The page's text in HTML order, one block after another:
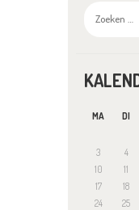
naar:
MA DI
3
4
10
11
17
18
24
25